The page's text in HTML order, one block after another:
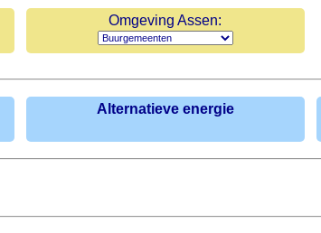
Omgeving Assen:
Alternatieve energie